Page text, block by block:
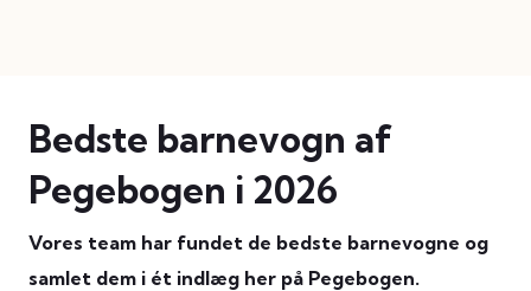
Bedste barnevogn af
Pegebogen i 2026
Vores team har fundet de bedste barnevogne og
samlet dem i ét indlæg her på Pegebogen.